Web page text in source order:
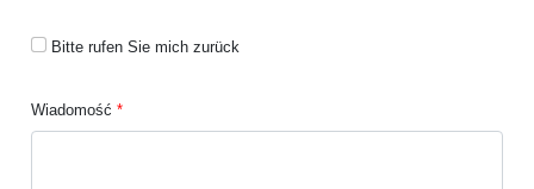
Bitte rufen Sie mich zurück
Wiadomość